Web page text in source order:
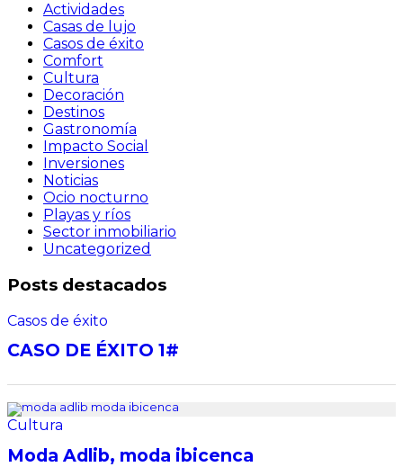
Actividades
Casas de lujo
Casos de éxito
Comfort
Cultura
Decoración
Destinos
Gastronomía
Impacto Social
Inversiones
Noticias
Ocio nocturno
Playas y ríos
Sector inmobiliario
Uncategorized
Posts destacados
Casos de éxito
CASO DE ÉXITO 1#
Cultura
Moda Adlib, moda ibicenca